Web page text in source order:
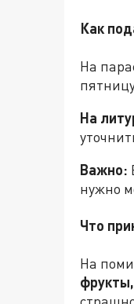
Как
На
На
Важно:
нужно
Что
На